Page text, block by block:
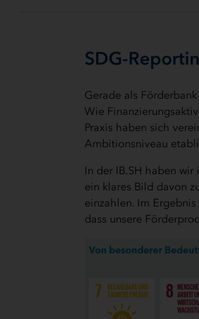
SDG-
Gerade als
Wie
Praxis haben sich
Ambitionsniveau
In der IB.SH haben
ein klares Bild davon
einzahlen. Im
dass unsere